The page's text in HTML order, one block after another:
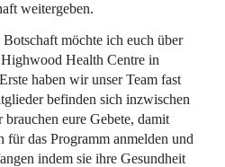
weitergeben.
möchte ich euch über
Health Centre in
haben wir unser Team fast
befinden sich inzwischen
eure Gebete, damit
für das Programm anmelden und
indem sie ihre Gesundheit